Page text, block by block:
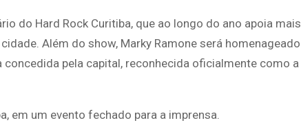
do Hard Rock Curitiba, que ao longo do ano apoia mais
Além do show, Marky Ramone será homenageado
pela capital, reconhecida oficialmente como a
em um evento fechado para a imprensa.